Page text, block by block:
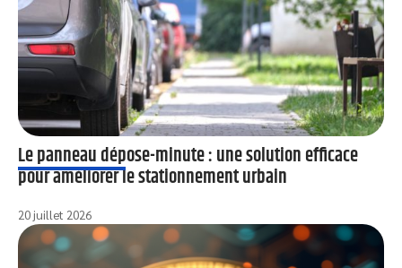
Le panneau dépose-minute : une solution efficace
pour améliorer le stationnement urbain
20 juillet 2026